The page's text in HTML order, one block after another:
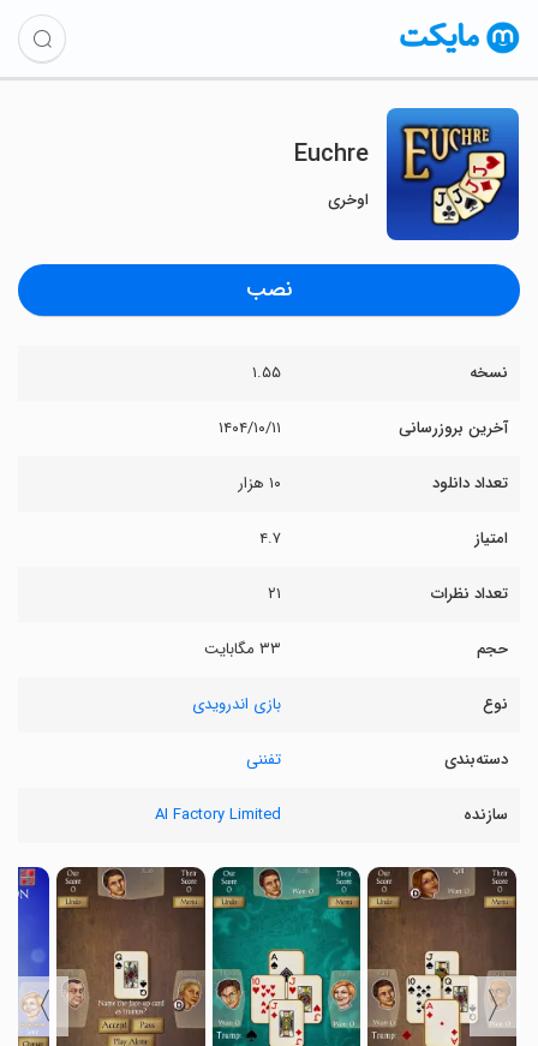
Euchre
اوخری
نصب
نسخه ۱.۵۵
آخرین بروزرسانی ۱۴۰۴/۱۰/۱۱
تعداد دانلود ۱۰ هزار
امتیاز ۴.۷
تعداد نظرات ۲۱
حجم ۳۳ مگابایت
نوع بازی اندرویدی
دسته‌بندی تفننی
سازنده AI Factory Limited
〈
〉